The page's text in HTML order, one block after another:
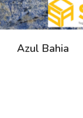
Azul Bahia